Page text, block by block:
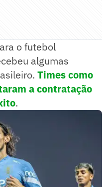
o futebol
algumas
Times como
a contratação
.